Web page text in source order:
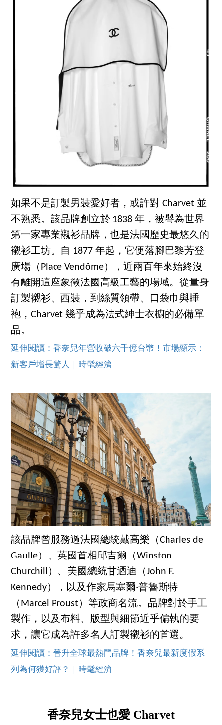
如果不是訂製男裝愛好者，或許對 Charvet 並
不熟悉。該品牌創立於 1838 年，被譽為世界
第一家專業襯衫品牌，也是法國歷史最悠久的
襯衫工坊。自 1877 年起，它便落腳巴黎芳登
廣場（Place Vendôme），近兩百年來始終沒
有離開這座象徵法國高級工藝的場域。從量身
訂製襯衫、西裝，到絲質領帶、口袋巾與睡
袍，Charvet 幾乎成為法式紳士衣櫥的必備單
品。
延伸閱讀：香奈兒年營收破六千億台幣！市場顯示：
新客戶增長驚人｜時髦經濟
該品牌曾服務過法國總統戴高樂（Charles de
Gaulle）、英國首相邱吉爾（Winston
Churchill）、美國總統甘迺迪（John F.
Kennedy），以及作家馬塞爾‧普魯斯特
（Marcel Proust）等政商名流。品牌對於手工
製作，以及布料、版型與細節近乎偏執的要
求，讓它成為許多名人訂製襯衫的首選。
延伸閱讀：晉升全球最熱門品牌！香奈兒最新度假系
列為何獲好評？｜時髦經濟
香奈兒女士也愛 Charvet